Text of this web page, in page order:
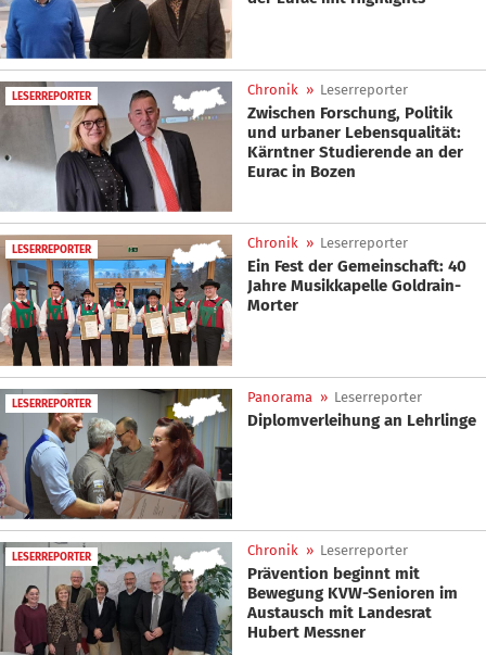
LESERREPORTER Chronik » Leserreporter
Zwischen Forschung, Politik
und urbaner Lebensqualität:
Kärntner Studierende an der
Eurac in Bozen
LESERREPORTER Chronik » Leserreporter
Ein Fest der Gemeinschaft: 40
Jahre Musikkapelle Goldrain-
Morter
LESERREPORTER Panorama » Leserreporter
Diplomverleihung an Lehrlinge
LESERREPORTER Chronik » Leserreporter
Prävention beginnt mit
Bewegung KVW-Senioren im
Austausch mit Landesrat
Hubert Messner